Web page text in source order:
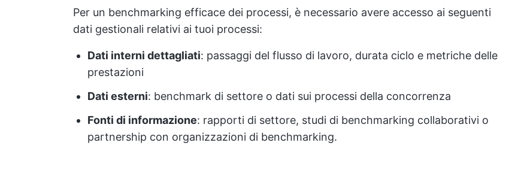
Per un benchmarking efficace dei processi, è necessario avere accesso ai seguenti
dati gestionali relativi ai tuoi processi:
Dati interni dettagliati: passaggi del flusso di lavoro, durata ciclo e metriche delle
prestazioni
Dati esterni: benchmark di settore o dati sui processi della concorrenza
Fonti di informazione: rapporti di settore, studi di benchmarking collaborativi o
partnership con organizzazioni di benchmarking.